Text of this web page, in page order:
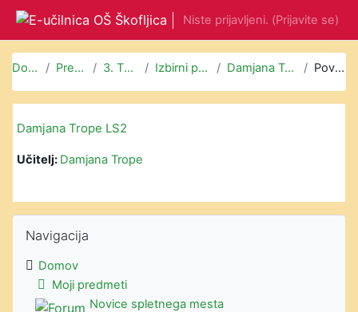
Preskoči na glavno vsebino
Niste prijavljeni. (Prijavite se)
Domov Predmeti 3. TRIADA Izbirni predmeti Damjana Trope LS2 Povzetek
Damjana Trope LS2
Učitelj: Damjana Trope
Preskoči Navigacija
Navigacija
Domov
Moji predmeti
Novice spletnega mesta